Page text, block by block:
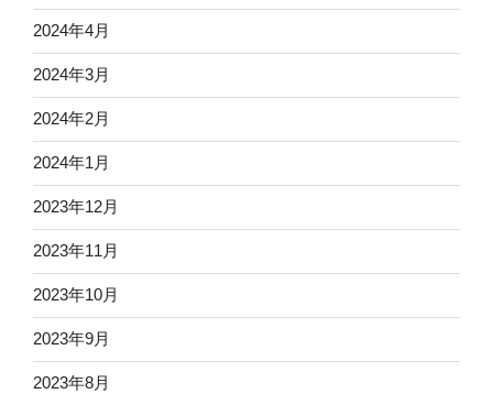
2024年4月
2024年3月
2024年2月
2024年1月
2023年12月
2023年11月
2023年10月
2023年9月
2023年8月